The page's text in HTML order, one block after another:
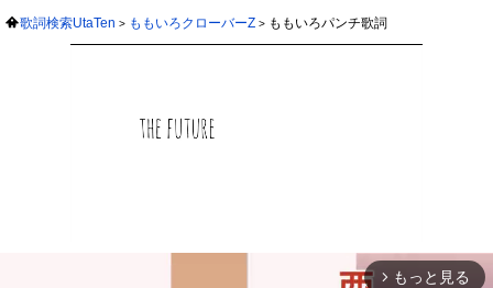
歌詞検索UtaTen ももいろクローバーZ ももいろパンチ歌詞
arrow_forward_ios もっと見る